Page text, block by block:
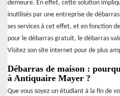
demeure. En effet, cette solution
inutilisés par une entreprise de
ses services à cet effet, et en fonction
pour le débarras gratuit, le débarras
Visitez son site internet pour de plus
Débarras de maison :
à Antiquaire Mayer ?
Que vous soyez un étudiant à la fin de